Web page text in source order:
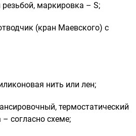
маркировка – S;
(кран Маевского) с
нить или лен;
термостатический
– согласно схеме;